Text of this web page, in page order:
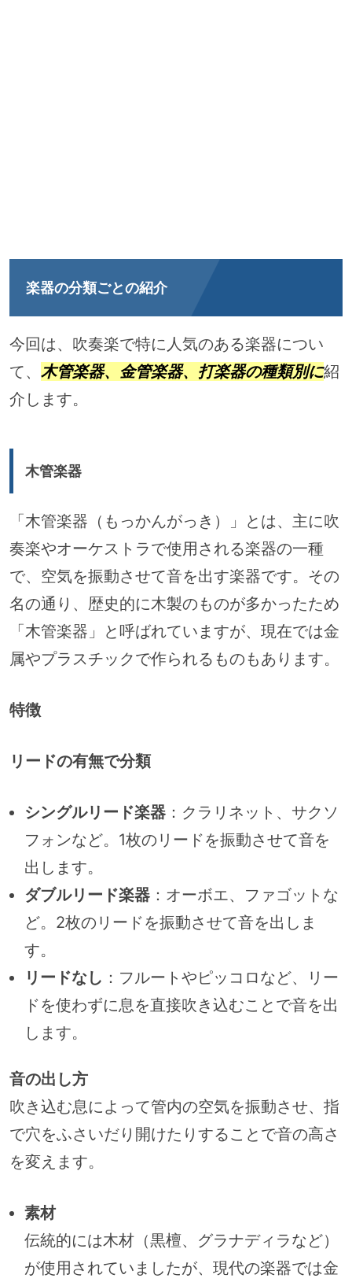
楽器の分類ごとの紹介
今回は、吹奏楽で特に人気のある楽器につい
て、 木管楽器、金管楽器、打楽器の種類別に紹
介します。
木管楽器
「木管楽器（もっかんがっき）」とは、主に吹
奏楽やオーケストラで使用される楽器の一種
で、空気を振動させて音を出す楽器です。その
名の通り、歴史的に木製のものが多かったため
「木管楽器」と呼ばれていますが、現在では金
属やプラスチックで作られるものもあります。
特徴
リードの有無で分類
シングルリード楽器 ：クラリネット、サクソ
フォンなど。1枚のリードを振動させて音を
出します。
ダブルリード楽器 ：オーボエ、ファゴットな
ど。2枚のリードを振動させて音を出しま
す。
リードなし ：フルートやピッコロなど、リー
ドを使わずに息を直接吹き込むことで音を出
します。
音の出し方
吹き込む息によって管内の空気を振動させ、指
で穴をふさいだり開けたりすることで音の高さ
を変えます。
素材
伝統的には木材（黒檀、グラナディラなど）
が使用されていましたが、現代の楽器では金